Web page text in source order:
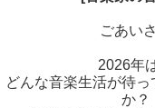
ごあい
2026年
どんな音楽生活が待っ
か？